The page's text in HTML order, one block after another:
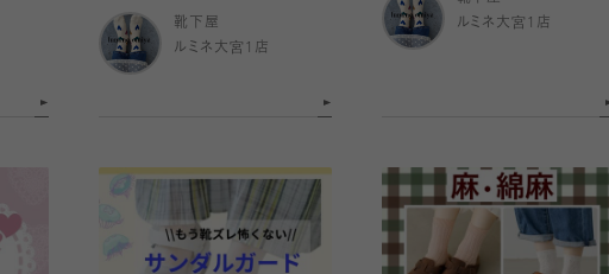
靴下屋
ルミネ大宮1店
ルミネ大宮1店